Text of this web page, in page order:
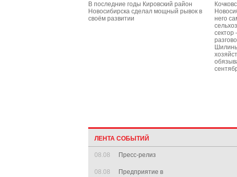
В последние годы Кировский район
Новосибирска сделал мощный рывок в
своём развитии
него
сектор
ЛЕНТА СОБЫТИЙ
08.08 Пресс-релиз
08.08
Предприятие в